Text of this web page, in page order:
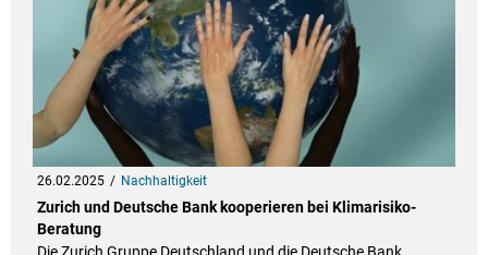
26.02.2025 Nachhaltigkeit
Zurich und Deutsche Bank kooperieren bei Klimarisiko-
Beratung